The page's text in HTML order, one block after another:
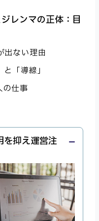
レンマの正体：目
出ない理由
「導線」
の仕事
抑え運営注